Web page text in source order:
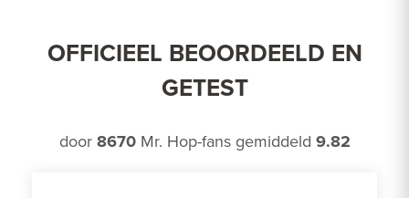
OFFICIEEL BEOORDEELD EN
GETEST
door 8670Mr. Hop-fans gemiddeld 9.82